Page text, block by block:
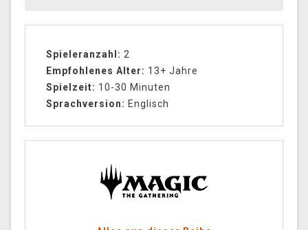
Spieleranzahl: 2
Empfohlenes Alter: 13+ Jahre
Spielzeit: 10-30 Minuten
Sprachversion: Englisch